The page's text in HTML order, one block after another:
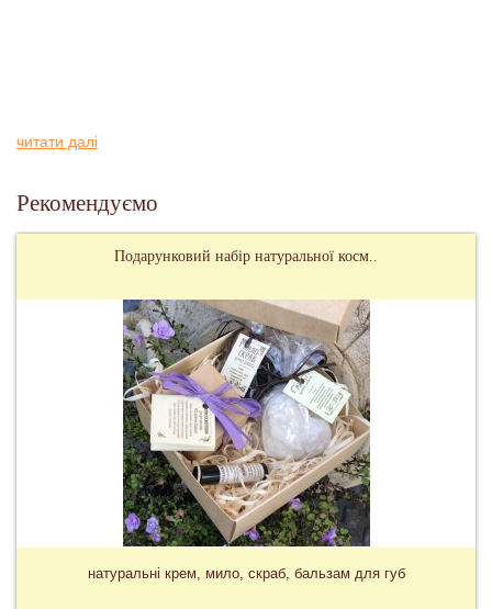
читати далі
Рекомендуємо
Подарунковий набір натуральної косм..
натуральні крем, мило, скраб, бальзам для губ